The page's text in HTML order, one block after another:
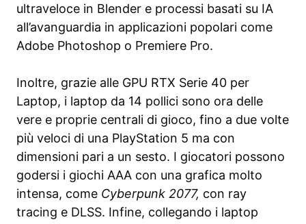
ultraveloce in Blender e processi basati su IA
all’avanguardia in applicazioni popolari come
Adobe Photoshop o Premiere Pro.
Inoltre, grazie alle GPU RTX Serie 40 per
Laptop, i laptop da 14 pollici sono ora delle
vere e proprie centrali di gioco, fino a due volte
più veloci di una PlayStation 5 ma con
dimensioni pari a un sesto. I giocatori possono
godersi i giochi AAA con una grafica molto
intensa, come Cyberpunk 2077, con ray
tracing e DLSS. Infine, collegando i laptop